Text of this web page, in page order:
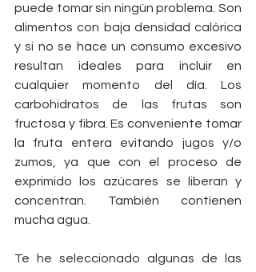
puede tomar sin ningún problema. Son
alimentos con baja densidad calórica
y si no se hace un consumo excesivo
resultan ideales para incluir en
cualquier momento del día. Los
carbohidratos de las frutas son
fructosa y fibra. Es conveniente tomar
la fruta entera evitando jugos y/o
zumos, ya que con el proceso de
exprimido los azúcares se liberan y
concentran. También contienen
mucha agua.
Te he seleccionado algunas de las